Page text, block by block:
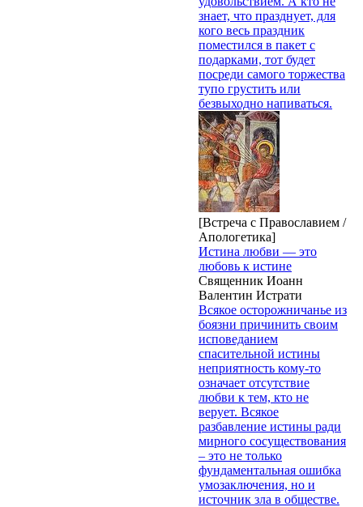
знает, что празднует, для
кого весь праздник
поместился в пакет с
подарками, тот будет
посреди самого торжества
тупо грустить или
безвыходно напиваться.
[Встреча с Православием /
Апологетика]
Истина любви — это
любовь к истине
Священник Иоанн
Валентин Истрати
Всякое осторожничанье из
боязни причинить своим
исповеданием
спасительной истины
неприятность кому-то
означает отсутствие
любви к тем, кто не
верует. Всякое
разбавление истины ради
мирного сосуществования
– это не только
фундаментальная ошибка
умозаключения, но и
источник зла в обществе.